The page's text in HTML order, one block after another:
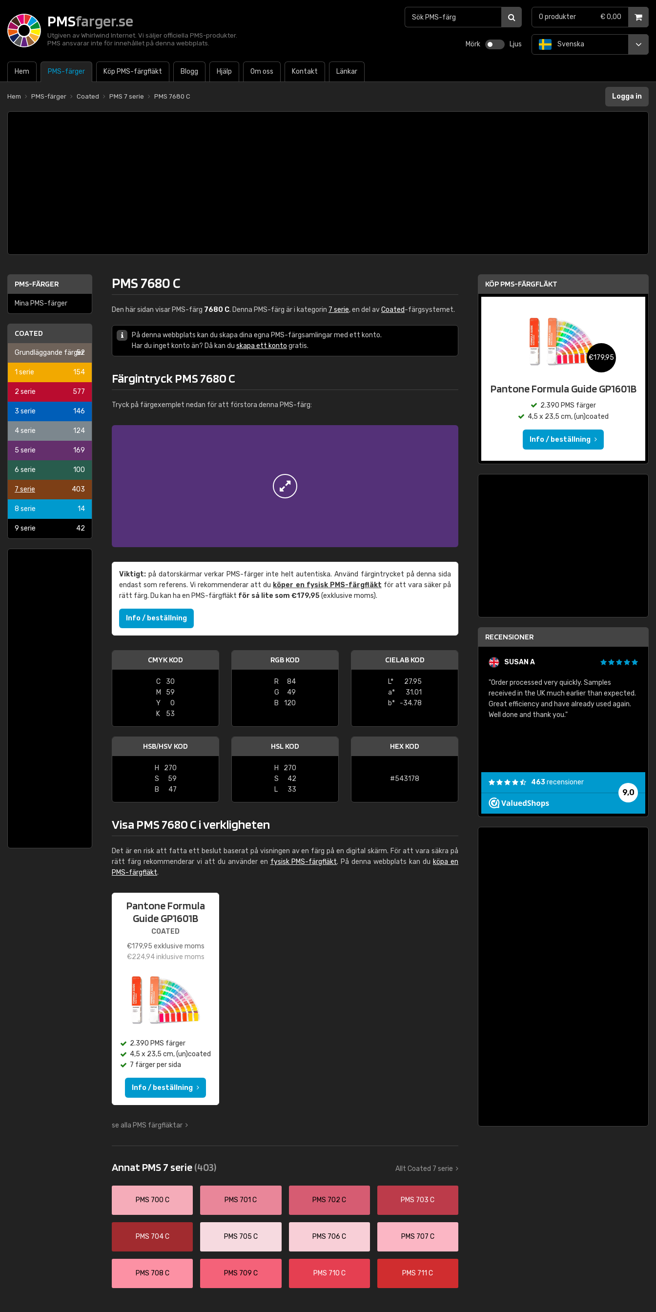
PMSfarger.se
Utgiven av Whirlwind Internet. Vi säljer officiella PMS-produkter.
PMS ansvarar inte för innehållet på denna webbplats.
Mörk Ljus
Hem PMS-färger Köp PMS-färgfläkt Blogg Hjälp Om oss Kontakt Länkar
Svenska
0 produkter € 0,00
Hem PMS-färger Coated PMS 7 serie PMS 7680 C Logga in
PMS-FÄRGER
Mina PMS-färger
COATED
Grundläggande färger
52
1 serie 154
2 serie 577
3 serie 146
4 serie 124
5 serie 169
6 serie 100
7 serie 403
8 serie 14
9 serie 42
PMS 7680 C
Den här sidan visar PMS-färg 7680 C. Denna PMS-färg är i kategorin 7 serie, en del avCoated-färgsystemet.
På denna webbplats kan du skapa dina egna PMS-färgsamlingar med ett konto.
Har du inget konto än? Då kan du skapa ett konto gratis.
Färgintryck PMS 7680 C
Tryck på färgexemplet nedan för att förstora denna PMS-färg:
Viktigt: på datorskärmar verkar PMS-färger inte helt autentiska. Använd färgintrycket på denna sida
endast som referens. Vi rekommenderar att du köper en fysisk PMS-färgfläkt för att vara säker på
rätt färg. Du kan ha en PMS-färgfläkt för så lite som €179,95(exklusive moms).
Info / beställning
CMYK KOD
C
30
M
59
Y
0
K
53
RGB KOD
R
84
G
49
B
120
CIELAB KOD
L*
27.95
a*
31.01
b*
-34.78
HSB/HSV KOD
H
270
S
59
B
47
HSL KOD
H
270
S
42
L
33
HEX KOD
#543178
Visa PMS 7680 C i verkligheten
Det är en risk att fatta ett beslut baserat på visningen av en färg på en digital skärm. För att vara säkra på
rätt färg rekommenderar vi att du använder en fysisk PMS-färgfläkt. På denna webbplats kan du köpa en
PMS-färgfläkt.
Pantone Formula
Guide GP1601B
COATED
€179,95 exklusive moms
€224,94inklusive moms
2.390 PMS färger
4,5 x 23,5 cm, (un)coated
7 färger per sida
Info / beställning
se alla PMS färgfläktar
Annat PMS 7 serie(403) Allt Coated 7 serie
PMS 700 C PMS 701 C PMS 702 C PMS 703 C
PMS 704 C PMS 705 C PMS 706 C PMS 707 C
PMS 708 C PMS 709 C PMS 710 C PMS 711 C
KÖP PMS-FÄRGFLÄKT
€179,95
Pantone Formula Guide GP1601B
2.390 PMS färger
4,5 x 23,5 cm, (un)coated
Info / beställning
RECENSIONER
Leinster Home and
"Great product and speedy delivery"
SUSAN A
"Order processed very quickly. Samples
received in the UK much earlier than expected.
Great efficiency and have already used again.
Well done and thank you."
9,0
463recensioner